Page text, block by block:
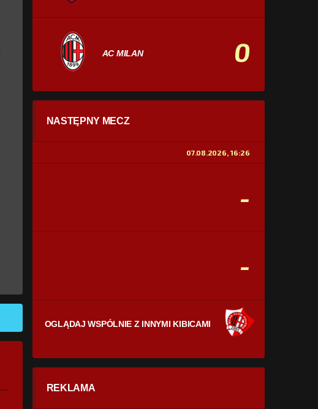
AC MILAN 0
STATYSTYKI
0% 100%
NASTĘPNY MECZ
07.08.2026, 16:26
-
-
OGLĄDAJ WSPÓLNIE Z INNYMI KIBICAMI
REKLAMA